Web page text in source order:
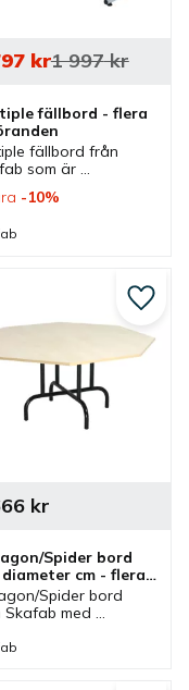
fällbord - flera
fällbord från
som är
storlekar och
konferensbord och
kr1 997kr
10%
Spider bord
diameter cm - flera
Spider bord
Skafab med
som finns i
kr
Lägg